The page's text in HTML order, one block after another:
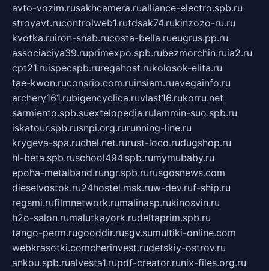
avto-vozim.rusakhcamera.rualliance-electro.spb.ru
stroyavt.rucontrolweb1.rutdsak74.rukinzozo-ru.ru
kvotka.ruiron-snab.rucosta-bella.rueugrus.pp.ru
associaciya39.ruprimexpo.spb.rubezmorchin.ruia2.ru
cpt21.ruispecspb.ruregahost.rukolosok-elita.ru
tae-kwon.ruconsrio.com.ruinsiam.ruavegainfo.ru
archery161.rubigencyclica.ruvlast16.rukorru.net
sarmiento.spb.suextelopedia.rulammin-suo.spb.ru
iskatour.spb.rusnpi.org.rurunning-line.ru
krygeva-spa.ruchel.net.rurust-loco.rudugshop.ru
hl-beta.spb.ruschool494.spb.rumymubaby.ru
epoha-metalband.rungr.spb.rurusgosnews.com
dieselvostok.ru24hostel.msk.ruw-dev.ruf-ship.ru
regsmi.rufilmnetwork.rumalinasp.rukinosvin.ru
h2o-salon.rumalutkayork.rudeltaprim.spb.ru
tango-perm.rugooddir.rusgv.sumultiki-online.com
webkrasotki.comcherinvest.rudetskiy-ostrov.ru
ankou.spb.rualvesta1.rupdf-creator.runix-files.org.ru